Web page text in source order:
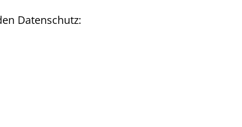
Datenschutz: